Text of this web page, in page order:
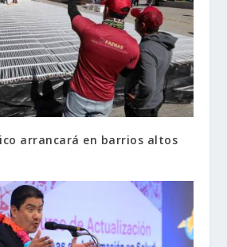
arrancará en barrios altos